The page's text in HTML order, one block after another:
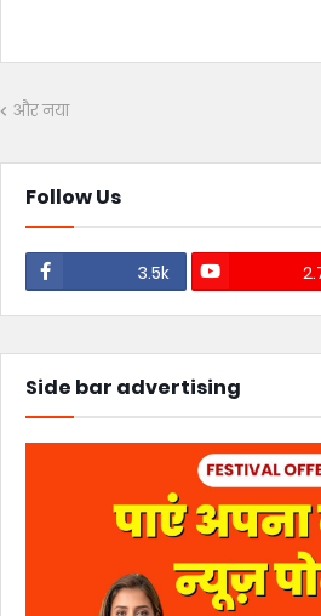
और नया
Follow Us
3.5k
Side bar advertising